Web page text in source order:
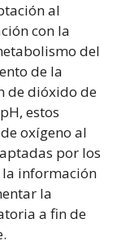
al
con la
del
de la
de dióxido de
estos
oxígeno al
por los
información
la
a fin de